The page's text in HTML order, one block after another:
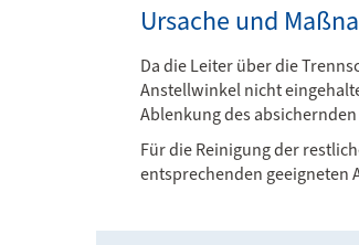
Ursache und
Da die Leiter über die
Anstellwinkel nicht
Ablenkung des
Für die Reinigung der
entsprechenden geeigneten